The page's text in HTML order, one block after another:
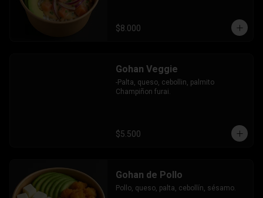
$8.000
Gohan Veggie
-Palta, queso, cebollin, palmito
Champiñon furai.
$5.500
Gohan de Pollo
Pollo, queso, palta, cebollín, sésamo.